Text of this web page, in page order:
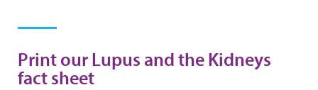
Print our Lupus and the Kidneys
fact sheet